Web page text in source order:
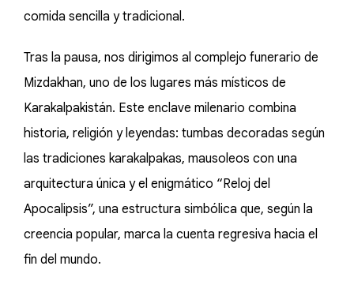
comida sencilla y tradicional.
Tras la pausa, nos dirigimos al complejo funerario de
Mizdakhan, uno de los lugares más místicos de
Karakalpakistán. Este enclave milenario combina
historia, religión y leyendas: tumbas decoradas según
las tradiciones karakalpakas, mausoleos con una
arquitectura única y el enigmático “Reloj del
Apocalipsis”, una estructura simbólica que, según la
creencia popular, marca la cuenta regresiva hacia el
fin del mundo.